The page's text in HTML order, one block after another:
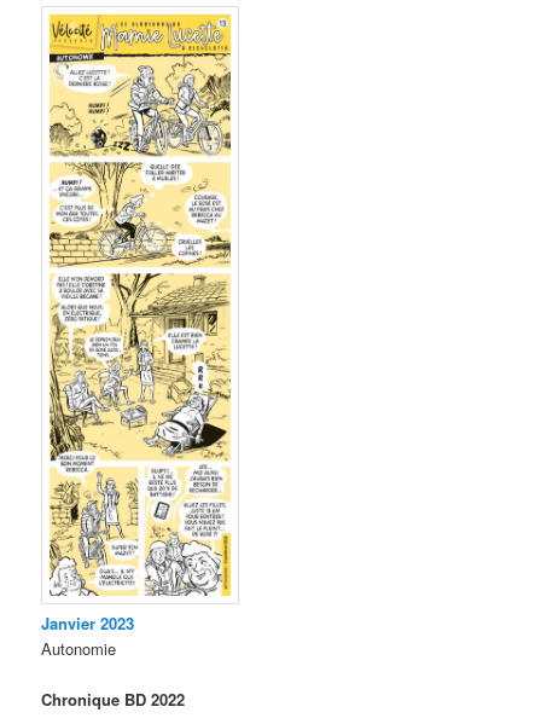
Janvier 2023
Autonomie
Chronique BD 2022